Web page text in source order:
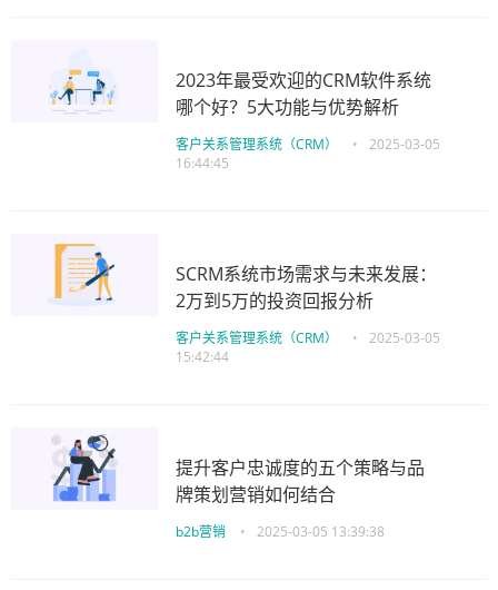
2023年最受欢迎的CRM软件系统
哪个好？5大功能与优势解析
客户关系管理系统（CRM） •
2025-03-05
16:44:45
SCRM系统市场需求与未来发展：
2万到5万的投资回报分析
客户关系管理系统（CRM） •
2025-03-05
15:42:44
提升客户忠诚度的五个策略与品
牌策划营销如何结合
b2b营销 • 2025-03-05 13:39:38